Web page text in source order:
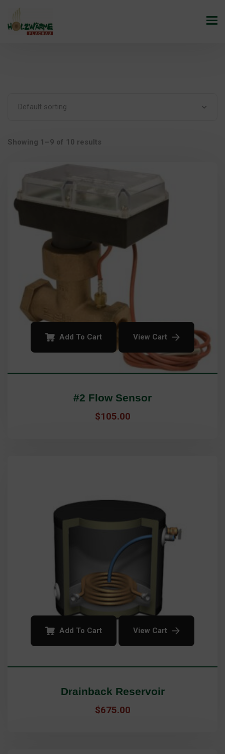
Showing 1–9 of 10 results
Add To Cart View Cart
#2 Flow Sensor
$105.00
Add To Cart View Cart
Drainback Reservoir
$675.00